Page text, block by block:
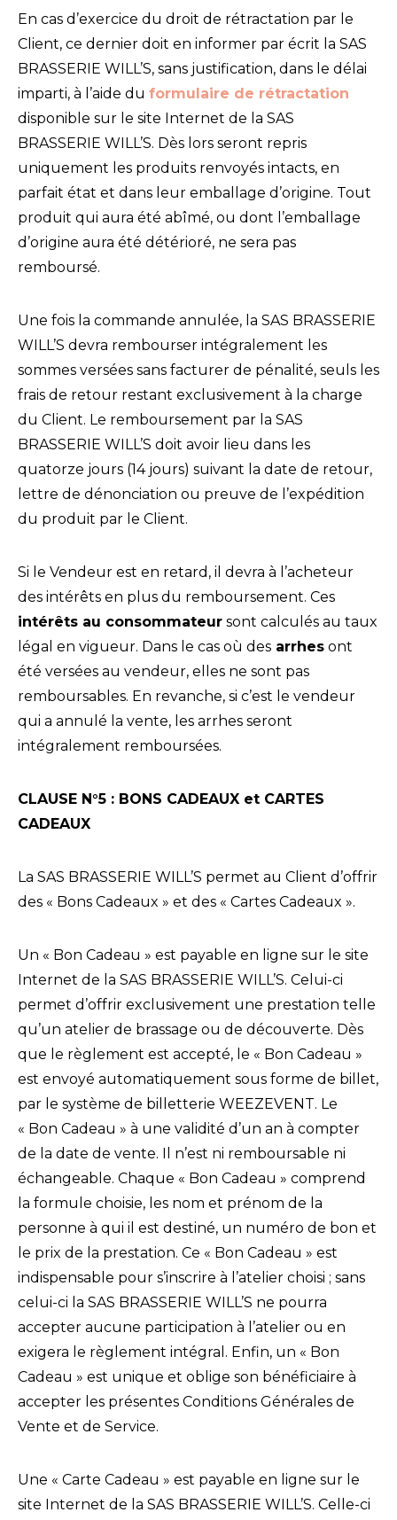
En cas d’exercice du droit de rétractation par le
Client, ce dernier doit en informer par écrit la SAS
BRASSERIE WILL’S, sans justification, dans le délai
imparti, à l’aide du formulaire de rétractation
disponible sur le site Internet de la SAS
BRASSERIE WILL’S. Dès lors seront repris
uniquement les produits renvoyés intacts, en
parfait état et dans leur emballage d’origine. Tout
produit qui aura été abîmé, ou dont l’emballage
d’origine aura été détérioré, ne sera pas
remboursé.
Une fois la commande annulée, la SAS BRASSERIE
WILL’S devra rembourser intégralement les
sommes versées sans facturer de pénalité, seuls les
frais de retour restant exclusivement à la charge
du Client. Le remboursement par la SAS
BRASSERIE WILL’S doit avoir lieu dans les
quatorze jours (14 jours) suivant la date de retour,
lettre de dénonciation ou preuve de l’expédition
du produit par le Client.
Si le Vendeur est en retard, il devra à l’acheteur
des intérêts en plus du remboursement. Ces
intérêts au consommateur sont calculés au taux
légal en vigueur. Dans le cas où des arrhes ont
été versées au vendeur, elles ne sont pas
remboursables. En revanche, si c’est le vendeur
qui a annulé la vente, les arrhes seront
intégralement remboursées.
CLAUSE N°5 : BONS CADEAUX et CARTES
CADEAUX
La SAS BRASSERIE WILL’S permet au Client d’offrir
des « Bons Cadeaux » et des « Cartes Cadeaux ».
Un « Bon Cadeau » est payable en ligne sur le site
Internet de la SAS BRASSERIE WILL’S. Celui-ci
permet d’offrir exclusivement une prestation telle
qu’un atelier de brassage ou de découverte. Dès
que le règlement est accepté, le « Bon Cadeau »
est envoyé automatiquement sous forme de billet,
par le système de billetterie WEEZEVENT. Le
« Bon Cadeau » à une validité d’un an à compter
de la date de vente. Il n’est ni remboursable ni
échangeable. Chaque « Bon Cadeau » comprend
la formule choisie, les nom et prénom de la
personne à qui il est destiné, un numéro de bon et
le prix de la prestation. Ce « Bon Cadeau » est
indispensable pour s’inscrire à l’atelier choisi ; sans
celui-ci la SAS BRASSERIE WILL’S ne pourra
accepter aucune participation à l’atelier ou en
exigera le règlement intégral. Enfin, un « Bon
Cadeau » est unique et oblige son bénéficiaire à
accepter les présentes Conditions Générales de
Vente et de Service.
Une « Carte Cadeau » est payable en ligne sur le
site Internet de la SAS BRASSERIE WILL’S. Celle-ci